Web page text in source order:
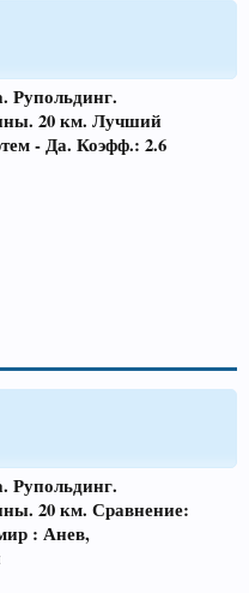
Рупольдинг.
20 км. Лучший
- Да. Коэфф.: 2.6
Рупольдинг.
20 км. Сравнение:
: Анев,